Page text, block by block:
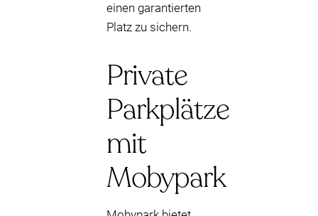
einen garantierten
Platz zu sichern.
Private
Parkplätze
mit
Mobypark